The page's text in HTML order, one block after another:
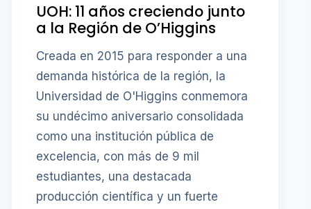
UOH: 11 años creciendo junto
a la Región de O’Higgins
Creada en 2015 para responder a una
demanda histórica de la región, la
Universidad de O'Higgins conmemora
su undécimo aniversario consolidada
como una institución pública de
excelencia, con más de 9 mil
estudiantes, una destacada
producción científica y un fuerte